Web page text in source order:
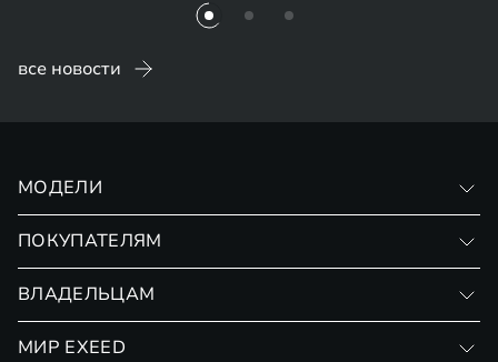
все новости
МОДЕЛИ
ПОКУПАТЕЛЯМ
Страхование
ВЛАДЕЛЬЦАМ
МИР EXEED